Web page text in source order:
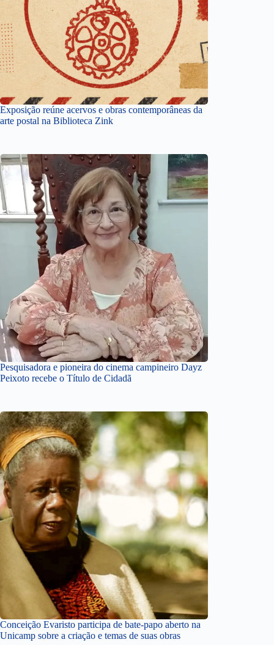
Exposição reúne acervos e obras contemporâneas da
arte postal na Biblioteca Zink
Pesquisadora e pioneira do cinema campineiro Dayz
Peixoto recebe o Título de Cidadã
Conceição Evaristo participa de bate-papo aberto na
Unicamp sobre a criação e temas de suas obras